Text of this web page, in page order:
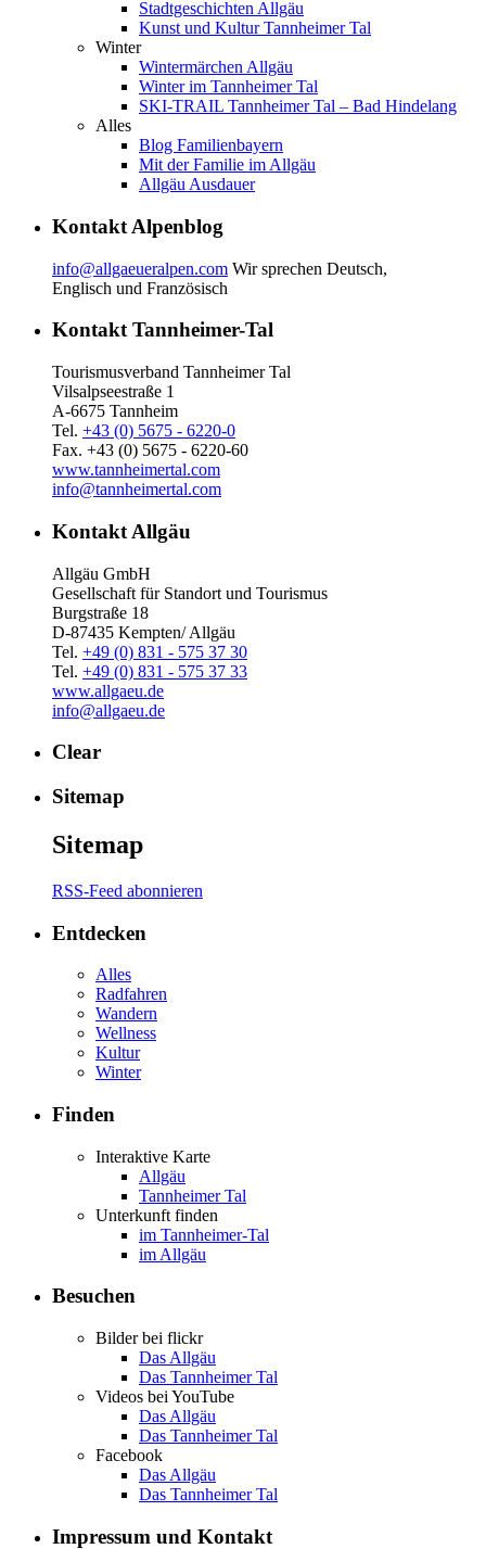
Stadtgeschichten Allgäu
Kunst und Kultur Tannheimer Tal
Winter
Wintermärchen Allgäu
Winter im Tannheimer Tal
SKI-TRAIL Tannheimer Tal – Bad Hindelang
Alles
Blog Familienbayern
Mit der Familie im Allgäu
Allgäu Ausdauer
Kontakt Alpenblog
info@allgaeueralpen.com Wir sprechen Deutsch,
Englisch und Französisch
Kontakt Tannheimer-Tal
Tourismusverband Tannheimer Tal
Vilsalpseestraße 1
A-6675 Tannheim
Tel. +43 (0) 5675 - 6220-0
Fax. +43 (0) 5675 - 6220-60
www.tannheimertal.com
info@tannheimertal.com
Kontakt Allgäu
Allgäu GmbH
Gesellschaft für Standort und Tourismus
Burgstraße 18
D-87435 Kempten/ Allgäu
Tel. +49 (0) 831 - 575 37 30
Tel. +49 (0) 831 - 575 37 33
www.allgaeu.de
info@allgaeu.de
Clear
Sitemap
Sitemap
RSS-Feed abonnieren
Entdecken
Alles
Radfahren
Wandern
Wellness
Kultur
Winter
Finden
Interaktive Karte
Allgäu
Tannheimer Tal
Unterkunft finden
im Tannheimer-Tal
im Allgäu
Besuchen
Bilder bei flickr
Das Allgäu
Das Tannheimer Tal
Videos bei YouTube
Das Allgäu
Das Tannheimer Tal
Facebook
Das Allgäu
Das Tannheimer Tal
Impressum und Kontakt